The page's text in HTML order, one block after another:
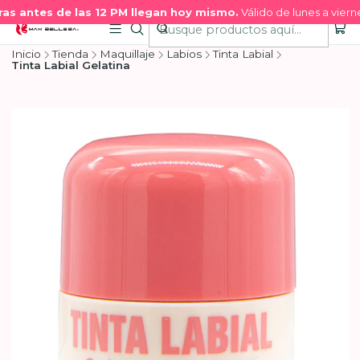
antes de las 12 PM llegan hoy mismo.Válido de lunes a viernes
Inicio Tienda Maquillaje Labios
Tinta Labial
Tinta Labial Gelatina